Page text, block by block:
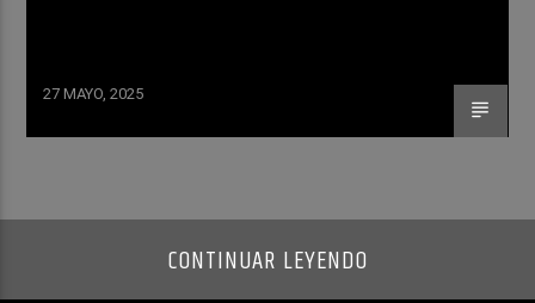
27 MAYO, 2025
CONTINUAR LEYENDO